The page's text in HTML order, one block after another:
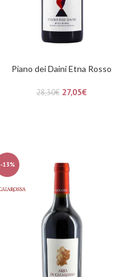
Piano dei Daini Etna Rosso
28,30€ 27,05€
-13%